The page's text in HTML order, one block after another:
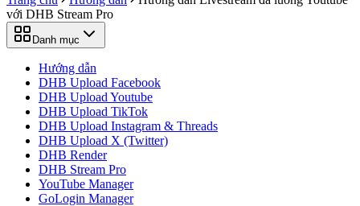
với DHB Stream Pro
Danh mục
Hướng dẫn
DHB Upload Facebook
DHB Upload Youtube
DHB Upload TikTok
DHB Upload Instagram & Threads
DHB Upload X (Twitter)
DHB Render
DHB Stream Pro
YouTube Manager
GoLogin Manager